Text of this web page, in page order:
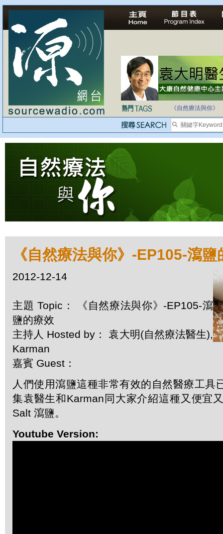
法治社會並不等同
《自然療法與你》
《自然療法與你》-EP105-瀉鹽
2012-12-14
主題 Topic： 《自然療法與你》-EP105-瀉
鹽的療效
主持人 Hosted by： 袁大明(自然療法醫生),
Karman
嘉賓 Guest：
人們使用瀉鹽這種非常有效的自然醫療工具
集袁醫生和Karman同大家介紹這種又便宜
Salt 瀉鹽。
Youtube Version: